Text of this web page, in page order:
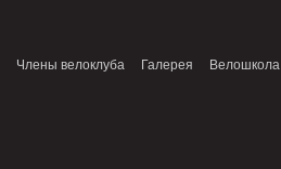
Члены велоклуба Галерея Велошкола